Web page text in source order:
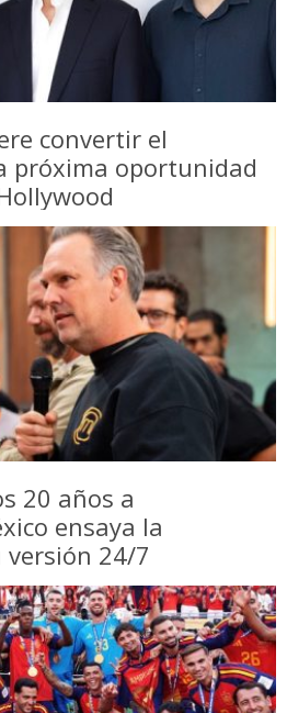
convertir el
próxima oportunidad
20 años a
ensaya la
versión 24/7